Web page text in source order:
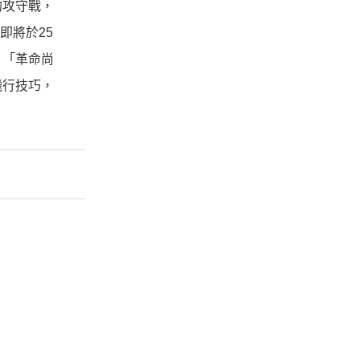
守戰，
將於25
革命尚
技巧，